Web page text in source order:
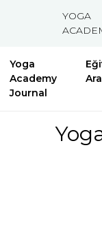
YOGA
Yoga
Academy
Journal